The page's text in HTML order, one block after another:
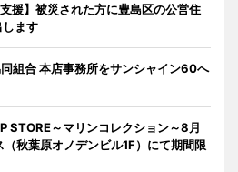
援】被災された方に豊島区の公営住
ます
組合 本店事務所をサンシャイン60へ
STORE～マリンコレクション～8月
秋葉原オノデンビル1F）にて期間限